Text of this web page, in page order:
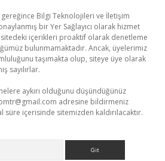
gereğince Bilgi Teknolojileri ve İletişim
bir Yer Sağlayıcı olarak hizmet
içerikleri proaktif olarak denetleme
bulunmamaktadır. Ancak, üyelerimiz
taşımakta olup, siteye üye olarak
sayılırlar.
aykırı olduğunu düşündüğünüz
adresine bildirmeniz
içerisinde sitemizden kaldırılacaktır.